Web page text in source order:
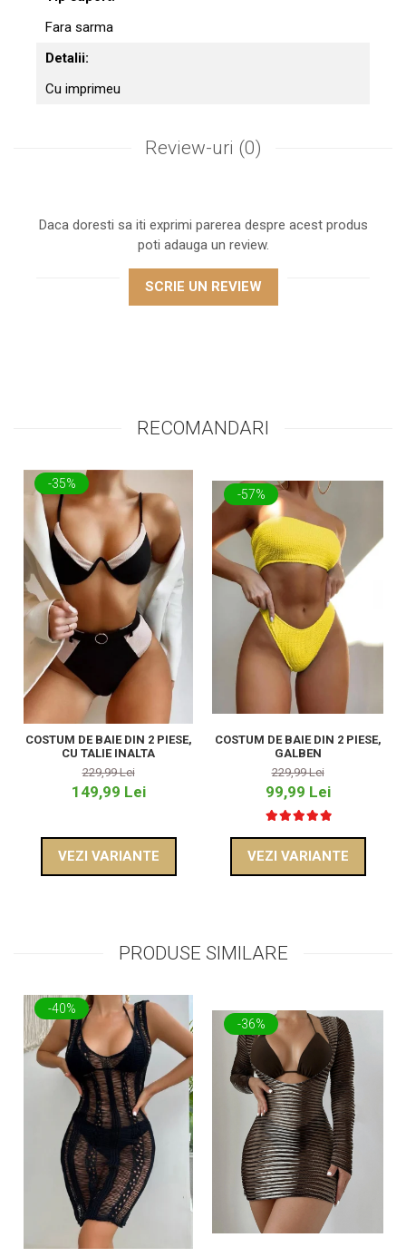
Fara sarma
Detalii:
Cu imprimeu
Review-uri (0)
Daca doresti sa iti exprimi parerea despre acest produs
poti adauga un review.
SCRIE UN REVIEW
RECOMANDARI
-35%
COSTUM DE BAIE DIN 2 PIESE,
CU TALIE INALTA
229,99 Lei
149,99 Lei
VEZI VARIANTE
-57%
COSTUM DE BAIE DIN 2 PIESE,
GALBEN
229,99 Lei
99,99 Lei
VEZI VARIANTE
PRODUSE SIMILARE
-40%
-36%